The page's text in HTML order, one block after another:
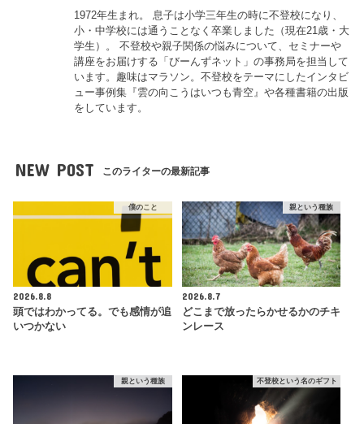
1972年生まれ。 息子は小学三年生の時に不登校になり、
小・中学校には通うことなく卒業しました（現在21歳・大
学生）。 不登校や親子関係の悩みについて、セミナーや
講座をお届けする「びーんずネット」の事務局を担当して
います。趣味はマラソン。不登校をテーマにしたインタビ
ュー事例集『雲の向こうはいつも青空』や各種書籍の出版
をしています。
NEW POST このライターの最新記事
僕のこと
2026.8.8
頭ではわかってる。でも感情が追
いつかない
親という種族
2026.8.7
どこまで放ったらかせるかのチキ
ンレース
親という種族 不登校という名のギフト